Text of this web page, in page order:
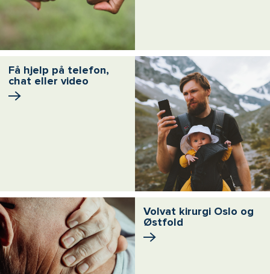
Få hjelp på telefon,
chat eller video
Volvat kirurgi Oslo og
Østfold